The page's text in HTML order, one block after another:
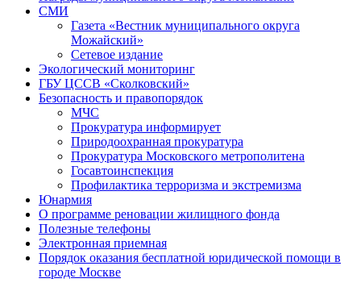
СМИ
Газета «Вестник муниципального округа
Можайский»
Сетевое издание
Экологический мониторинг
ГБУ ЦССВ «Сколковский»
Безопасность и правопорядок
МЧС
Прокуратура информирует
Природоохранная прокуратура
Прокуратура Московского метрополитена
Госавтоинспекция
Профилактика терроризма и экстремизма
Юнармия
О программе реновации жилищного фонда
Полезные телефоны
Электронная приемная
Порядок оказания бесплатной юридической помощи в
городе Москве